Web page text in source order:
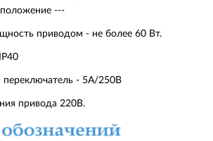
---
приводом - не более 60 Вт.
переключатель - 5А/250В
привода 220В.